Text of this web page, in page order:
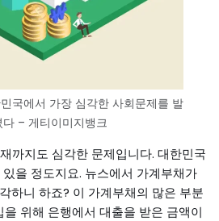
국에서 가장 심각한 사회문제를 발
다 – 게티이미지뱅크
까지도 심각한 문제입니다. 대한민국
을 정도지요. 뉴스에서 가계부채가
하니 하죠? 이 가계부채의 많은 부분
을 위해 은행에서 대출을 받은 금액이